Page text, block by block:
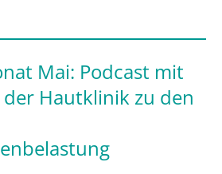
Mai: Podcast mit
Hautklinik zu den